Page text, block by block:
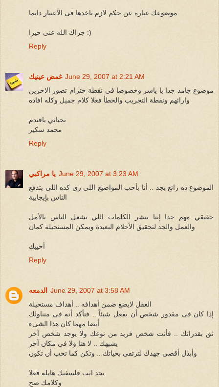
موضوعك عبارة عن حكم لازم ناخدها فى الأعتبار دايما
جزاك الله عنى خيرا :)
Reply
غمض عينيك June 29, 2007 at 2:21 AM
موضوع جامد جدا يا ياسر وخصوصا في نقطة حترام تصور الاخرين
وارائهم ونقطة التجريب والخطأ فعلا كلام جميل وكله افاده
تحياتي يافندم
محمد سكير
Reply
يا مراكبي June 29, 2007 at 3:23 AM
الموضوع ده رائع بجد .. أنا بأحب المواضيع اللي زي كده اللي بتدفع
الناس بإيجابية
حقيقي مهم جدا إننا ننشر الكلمات اللي تشعل الناس بالأمل
والعمل والجد لتحقيق الأحلام البعيدة ويمكن المستحيلة كمان
أحييك
Reply
الدمعه
June 29, 2007 at 3:58 AM
العقل لايضع ضمن أهدافه .. أهداف مستحيلة
إذا كان فى مقدور شخص أن يفعل شيئاً .. فتأكد أنه فى متناولك
أيضا مهما كان هذا الشىء
ثق بقدراتك .. فأنت شخص فريد من نوعك ولا يوجد شخص آخر
يشبهك .. لا هنا ولا فى مكان آخر
وأبذل أقصى جهدك لترتقى بحياتك .. وتكن كما تحب أن تكون
بجد انت فلسفتك هايله فعلا
وكلامك صح